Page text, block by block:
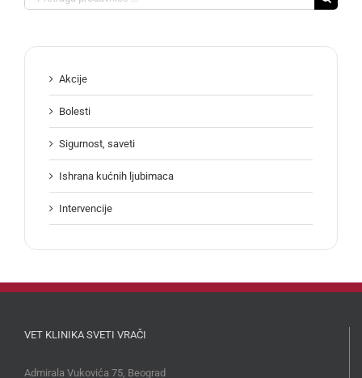
for:
Akcije
Bolesti
Sigurnost, saveti
Ishrana kućnih ljubimaca
Intervencije
VET KLINIKA SVETI VRAČI
Admirala Vukovića 75, Beograd